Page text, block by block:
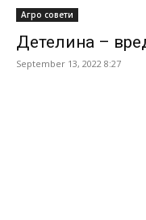
Агро совети
Детелина –
September 13, 2022 8:27